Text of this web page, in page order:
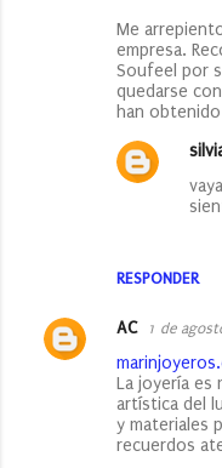
Me
empresa.
Soufeel por
quedarse
han
RESPONDER
AC 1 de
La joyería es
artística del
y materiales
recuerdos